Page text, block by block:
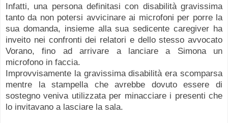
Infatti, una persona definitasi con disabilità gravissima
tanto da non potersi avvicinare ai microfoni per porre la
sua domanda, insieme alla sua sedicente caregiver ha
inveito nei confronti dei relatori e dello stesso avvocato
Vorano, fino ad arrivare a lanciare a Simona un
microfono in faccia.
Improvvisamente la gravissima disabilità era scomparsa
mentre la stampella che avrebbe dovuto essere di
sostegno veniva utilizzata per minacciare i presenti che
lo invitavano a lasciare la sala.